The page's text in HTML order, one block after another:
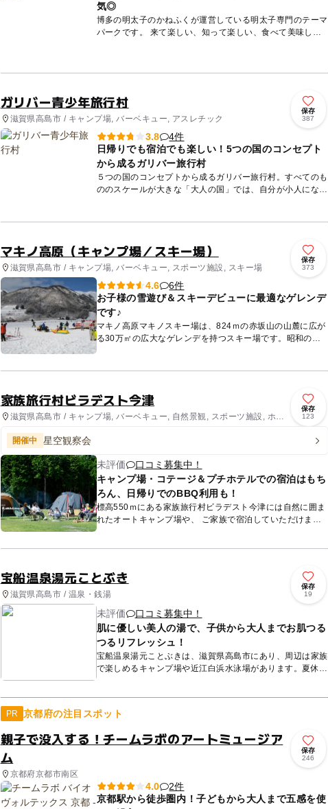
気◎
博多の明太子のかねふくが運営している明太子専門のテーマ
パークです。 来て楽しい、知って楽しい、食べて美味し
ガリバー青少年旅行村
滋賀県高島市 / キャンプ場, バーベキュー, アスレチック
保存
387
3.8
4件
日帰りでも宿泊でも楽しい！5つの国のコンセプト
から成るガリバー旅行村
５つの国のコンセプトから成るガリバー旅行村。すべてのも
ののスケールが大きな「大人の国」では、自分が小人になっ
マキノ高原（キャンプ場／スキー場）
滋賀県高島市 / キャンプ場, バーベキュー, スポーツ施設, スキー場
保存
373
4.6
6件
お子様の雪遊び＆スキーデビューに最適なゲレンデ
です♪
マキノ高原マキノスキー場は、824ｍの赤坂山の山麓に広が
る30万㎡の広大なゲレンデを持つスキー場です。昭和の初
めにOPENした関西きっての老舗スキー場で、今なお家族連
家族旅行村ビラデスト今津
滋賀県高島市 / キャンプ場, バーベキュー, 自然景観, スポーツ施設, ホテ
保存
123
開催中 星空観察会
未評価
口コミ募集中！
キャンプ場・コテージ＆プチホテルでの宿泊はもち
ろん、日帰りでのBBQ利用も！
標高550ｍにある家族旅行村ビラデスト今津には自然に囲ま
れたオートキャンプ場や、 ご家族で宿泊していただけます
ファミリーコテージや、森の交流館というプチホテルがござ
宝船温泉湯元ことぶき
滋賀県高島市 / 温泉・銭湯
保存
19
未評価
口コミ募集中！
肌に優しい美人の湯で、子供から大人までお肌つる
つるリフレッシュ！
宝船温泉湯元ことぶきは、滋賀県高島市にあり、周辺は家族
で楽しめるキャンプ場や近江白浜水泳場があります。夏休み
時期になると多くの訪問者で賑わいますが、シーズンオフは
PR 京都府の注目スポット
親子で没入する！チームラボのアートミュージア
ム
京都府京都市南区
保存
246
4.0
2件
京都駅から徒歩圏内！子どもから大人まで五感を使